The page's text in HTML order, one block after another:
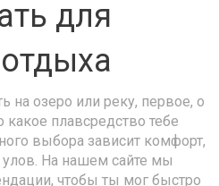
для
на озеро или реку, первое, о
какое плавсредство тебе
выбора зависит комфорт,
улов. На нашем сайте мы
чтобы ты мог быстро